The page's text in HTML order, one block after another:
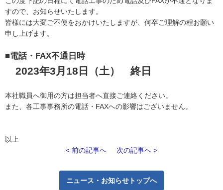
すので、お知らせいたします。
皆様には大変ご不便をおかけいたしますが、何卒ご理解の程お願い
申し上げます。
■電話・FAX不通日時
2023年3月18日（土） 終日
本社職員へ御用の方は担当者へ直接ご連絡ください。
また、各工事事務所の電話・FAXへの影響はございません。
以上
< 前の記事へ
次の記事へ >
ニュース・お知らせトップへ